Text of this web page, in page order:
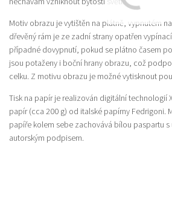
Motiv obrazu je vytištěn na plátně, vypnutém
dřevěný rám je ze zadní strany opatřen
případné dovypnutí, pokud se plátno časem
jsou potaženy i boční hrany obrazu, což
celku. Z motivu obrazu je možné vytisknout
Tisk na papír je realizován digitální technologií
papír (cca 200 g) od italské papírny Fedrigoni.
papíře kolem sebe zachovává bílou paspartu s
autorským podpisem.